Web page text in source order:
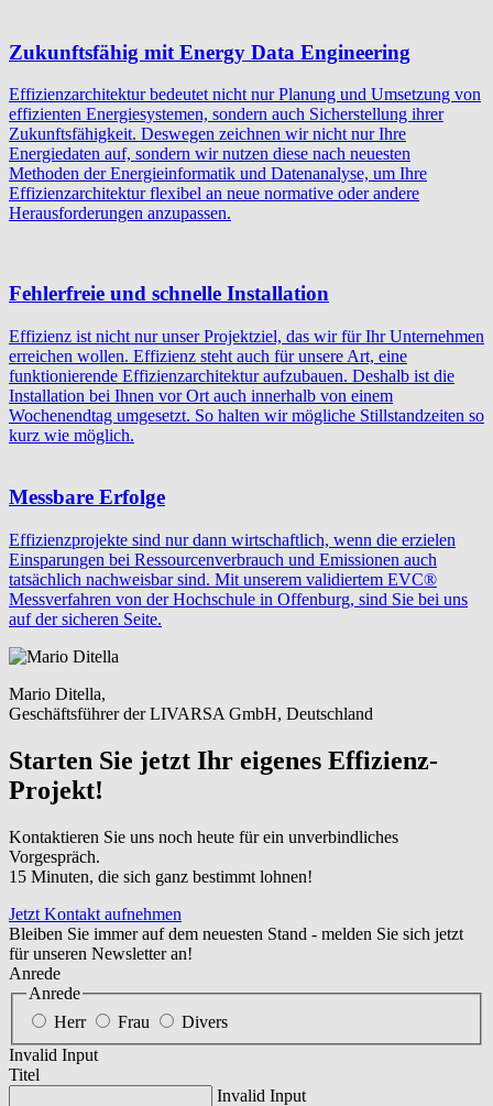
Zukunftsfähig mit Energy Data Engineering
Effizienzarchitektur bedeutet nicht nur Planung und Umsetzung von
effizienten Energiesystemen, sondern auch Sicherstellung ihrer
Zukunftsfähigkeit. Deswegen zeichnen wir nicht nur Ihre
Energiedaten auf, sondern wir nutzen diese nach neuesten
Methoden der Energieinformatik und Datenanalyse, um Ihre
Effizienzarchitektur flexibel an neue normative oder andere
Herausforderungen anzupassen.
Fehlerfreie und schnelle Installation
Effizienz ist nicht nur unser Projektziel, das wir für Ihr Unternehmen
erreichen wollen. Effizienz steht auch für unsere Art, eine
funktionierende Effizienzarchitektur aufzubauen. Deshalb ist die
Installation bei Ihnen vor Ort auch innerhalb von einem
Wochenendtag umgesetzt. So halten wir mögliche Stillstandzeiten so
kurz wie möglich.
Messbare Erfolge
Effizienzprojekte sind nur dann wirtschaftlich, wenn die erzielen
Einsparungen bei Ressourcenverbrauch und Emissionen auch
tatsächlich nachweisbar sind. Mit unserem validiertem EVC®
Messverfahren von der Hochschule in Offenburg, sind Sie bei uns
auf der sicheren Seite.
Mario Ditella,
Geschäftsführer der LIVARSA GmbH, Deutschland
Starten Sie jetzt Ihr eigenes Effizienz-
Projekt!
Kontaktieren Sie uns noch heute für ein unverbindliches
Vorgespräch.
15 Minuten, die sich ganz bestimmt lohnen!
Jetzt Kontakt aufnehmen
Bleiben Sie immer auf dem neuesten Stand - melden Sie sich jetzt
für unseren Newsletter an!
Anrede
Anrede
Herr
Frau
Divers
Invalid Input
Titel
Invalid Input